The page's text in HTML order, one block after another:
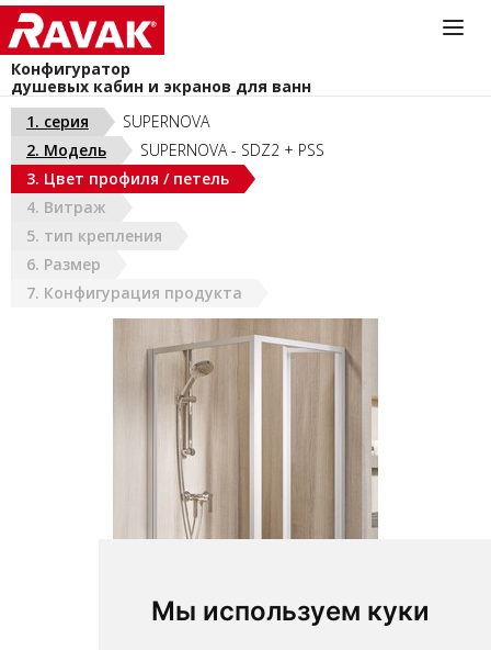
Мы используем куки
Конфигуратор
душевых кабин и экранов для ванн
+7(495) 710-82-23
8-800-333-41-51
Пон-Пят 9.00-18.00 ч.
РОССИЯ
1. серия
SUPERNOVA
2. Модель
SUPERNOVA - SDZ2 + PSS
3. Цвет профиля / петель
4. Витраж
5. тип крепления
6. Размер
7. Конфигурация продукта